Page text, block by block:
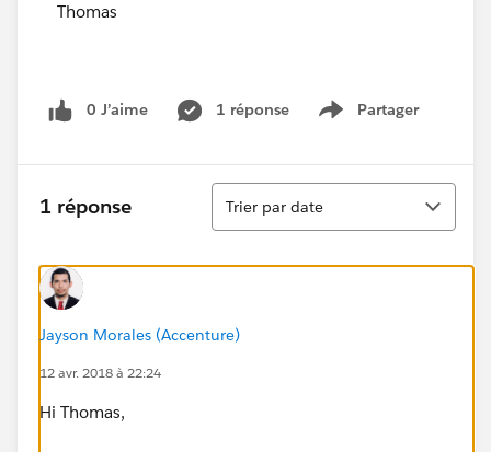
Thomas
0 J’aime 1 réponse Partager
Show menu
1 réponse
Tri
Trier par date
Jayson Morales (Accenture)
12 avr. 2018 à 22:24
Hi Thomas,